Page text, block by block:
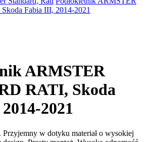
Fabia III, 2014-2021
ARMSTER
RATI, Skoda
2021
w dotyku materiał o wysokiej